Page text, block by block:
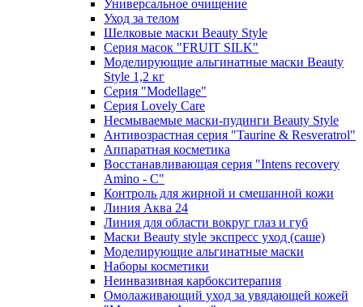
Универсальное очищение
Уход за телом
Шелковые маски Beauty Style
Серия масок "FRUIT SILK"
Моделирующие альгинатные маски Beauty
Style 1,2 кг
Серия "Modellage"
Cерия Lovely Care
Несмываемые маски-пудинги Beauty Style
Антивозрастная серия "Taurine & Resveratrol"
Аппаратная косметика
Восстанавливающая серия "Intens recovery
Amino - C"
Контроль для жирной и смешанной кожи
Линия Аква 24
Линия для области вокруг глаз и губ
Маски Beauty style экспресс уход (саше)
Моделирующие альгинатные маски
Наборы косметики
Неинвазивная карбокситерапия
Омолаживающий уход за увядающей кожей